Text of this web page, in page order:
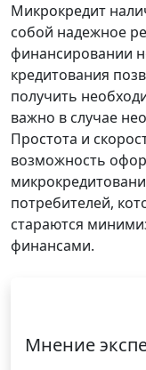
Микрокредит
собой надежное
финансировании
кредитования
получить
важно в случае
Простота и
возможность
потребителей,
стараются
финансами.
Мнение